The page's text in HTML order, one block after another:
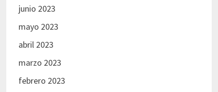
junio 2023
mayo 2023
abril 2023
marzo 2023
febrero 2023